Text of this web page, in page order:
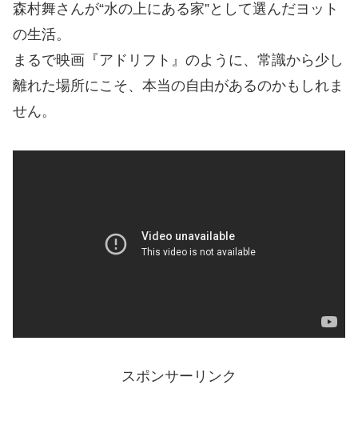
森村舞さんが“水の上にある家”として選んだヨット
の生活。
まるで映画『アドリフト』のように、常識から少し
離れた場所にこそ、本当の自由があるのかもしれま
せん。
スポンサーリンク